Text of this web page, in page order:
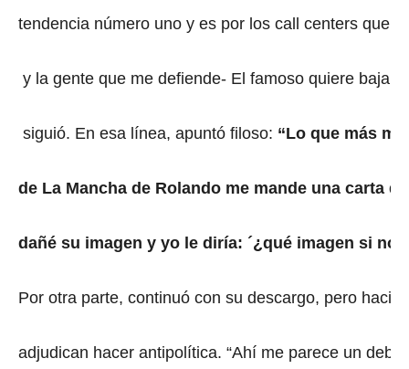
tendencia número uno y es por los call centers que
y la gente que me defiende- El famoso quiere
siguió. En esa línea, apuntó filoso: “Lo que más
de La Mancha de Rolando me mande una carta
dañé su imagen y yo le diría: ´¿qué imagen si no
Por otra parte, continuó con su descargo, pero
adjudican hacer antipolítica. “Ahí me parece un